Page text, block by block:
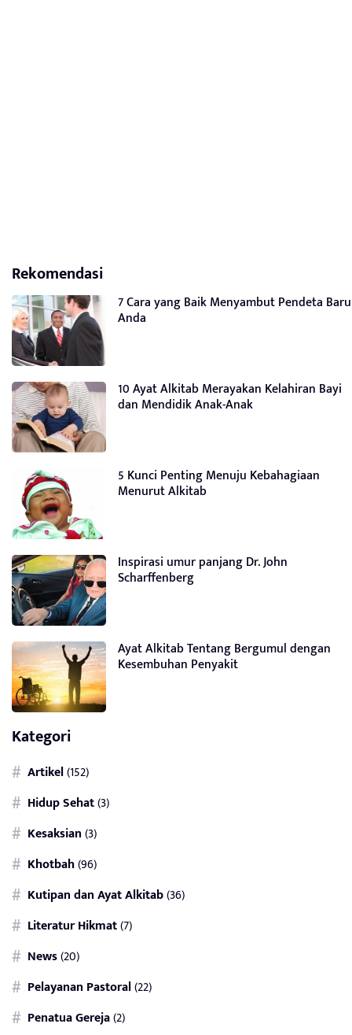
Rekomendasi
7 Cara yang Baik Menyambut Pendeta Baru
Anda
10 Ayat Alkitab Merayakan Kelahiran Bayi
dan Mendidik Anak-Anak
5 Kunci Penting Menuju Kebahagiaan
Menurut Alkitab
Inspirasi umur panjang Dr. John
Scharffenberg
Ayat Alkitab Tentang Bergumul dengan
Kesembuhan Penyakit
Kategori
Artikel(152)
Hidup Sehat(3)
Kesaksian(3)
Khotbah(96)
Kutipan dan Ayat Alkitab(36)
Literatur Hikmat(7)
News(20)
Pelayanan Pastoral(22)
Penatua Gereja(2)